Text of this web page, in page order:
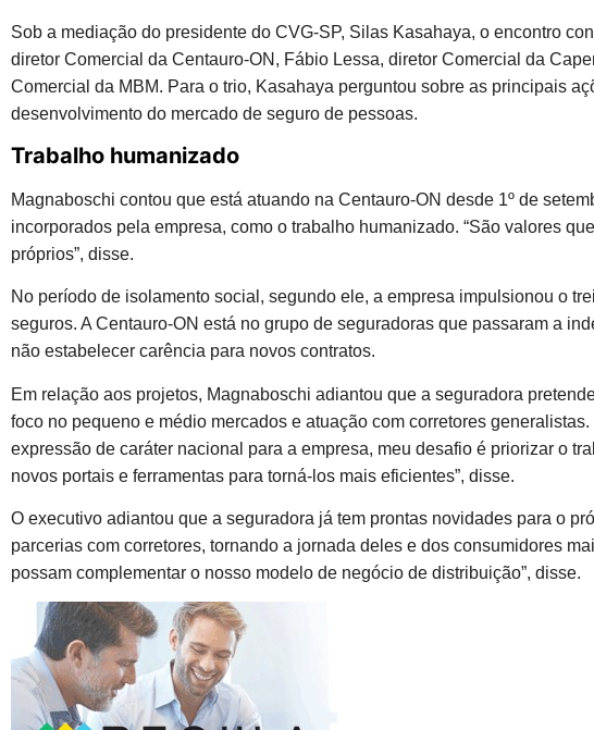
Sob a mediação do presidente do CVG-SP, Silas Kasahaya, o encontro
diretor Comercial da Centauro-ON, Fábio Lessa, diretor Comercial da
Comercial da MBM. Para o trio, Kasahaya perguntou sobre as principais
desenvolvimento do mercado de seguro de pessoas.
Trabalho humanizado
Magnaboschi contou que está atuando na Centauro-ON desde 1º de
incorporados pela empresa, como o trabalho humanizado. “São valores
próprios”, disse.
No período de isolamento social, segundo ele, a empresa impulsionou o
seguros. A Centauro-ON está no grupo de seguradoras que passaram a
não estabelecer carência para novos contratos.
Em relação aos projetos, Magnaboschi adiantou que a seguradora
foco no pequeno e médio mercados e atuação com corretores
expressão de caráter nacional para a empresa, meu desafio é priorizar o
novos portais e ferramentas para torná-los mais eficientes”, disse.
O executivo adiantou que a seguradora já tem prontas novidades para o
parcerias com corretores, tornando a jornada deles e dos consumidores
possam complementar o nosso modelo de negócio de distribuição”, disse.